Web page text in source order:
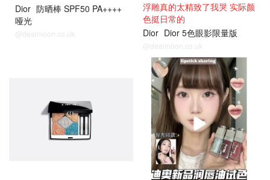
Dior 防晒棒 SPF50 PA++++
哑光
@dealmoon.co.uk
浮雕真的太精致了我哭 实际颜
色挺日常的
Dior Dior 5色眼影限量版
@dealmoon.co.uk
热卖